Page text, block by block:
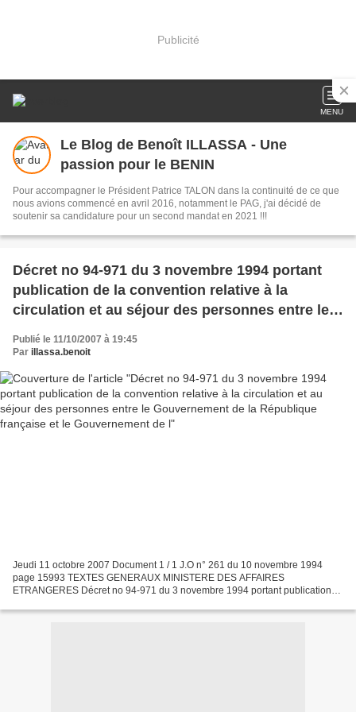
Publicité
MENU
Le Blog de Benoît ILLASSA - Une
passion pour le BENIN
Pour accompagner le Président Patrice TALON dans la continuité de ce que
nous avions commencé en avril 2016, notamment le PAG, j'ai décidé de
soutenir sa candidature pour un second mandat en 2021 !!!
Décret no 94-971 du 3 novembre 1994 portant
publication de la convention relative à la
circulation et au séjour des personnes entre le
Gouvernement de la République française et le
Publié le 11/10/2007 à 19:45
Par illassa.benoit
Jeudi 11 octobre 2007 Document 1 / 1 J.O n° 261 du 10 novembre 1994
page 15993 TEXTES GENERAUX MINISTERE DES AFFAIRES
ETRANGERES Décret no 94-971 du 3 novembre 1994 portant publication